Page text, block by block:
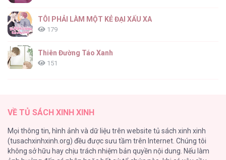
TÔI PHẢI LÀM MỘT KẺ ĐẠI XẤU XA
179
Thiên Đường Táo Xanh
151
140
Phạm Luật
VỀ TỦ SÁCH XINH XINH
Mọi thông tin, hình ảnh và dữ liệu trên website tủ sách xinh xinh
(tusachxinhxinh.org) đều được sưu tầm trên Internet. Chúng tôi
không sở hữu hay chịu trách nhiệm bản quyền nội dung. Nếu làm